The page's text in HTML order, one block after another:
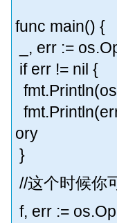
func main() {
_, err :=
if err != nil {
ory
}
//这个时候你
f, err :=